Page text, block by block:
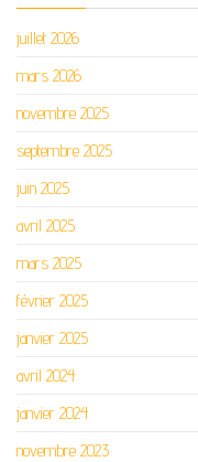
juillet 2026
mars 2026
novembre 2025
septembre 2025
juin 2025
avril 2025
mars 2025
février 2025
janvier 2025
avril 2024
janvier 2024
novembre 2023